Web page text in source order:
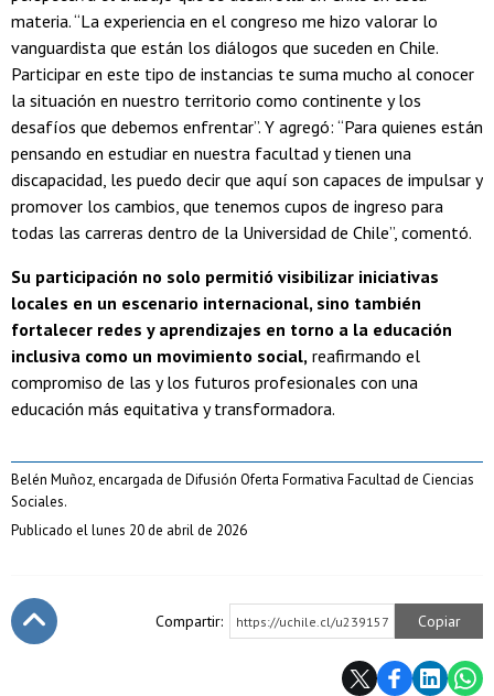
materia. “La experiencia en el congreso me hizo valorar lo
vanguardista que están los diálogos que suceden en Chile.
Participar en este tipo de instancias te suma mucho al conocer
la situación en nuestro territorio como continente y los
desafíos que debemos enfrentar”. Y agregó: “Para quienes están
pensando en estudiar en nuestra facultad y tienen una
discapacidad, les puedo decir que aquí son capaces de impulsar y
promover los cambios, que tenemos cupos de ingreso para
todas las carreras dentro de la Universidad de Chile”, comentó.
Su participación no solo permitió visibilizar iniciativas
locales en un escenario internacional, sino también
fortalecer redes y aprendizajes en torno a la educación
inclusiva como un movimiento social, reafirmando el
compromiso de las y los futuros profesionales con una
educación más equitativa y transformadora.
Belén Muñoz, encargada de Difusión Oferta Formativa Facultad de Ciencias
Sociales.
Publicado el lunes 20 de abril de 2026
Compartir: https://uchile.cl/u239157 Copiar